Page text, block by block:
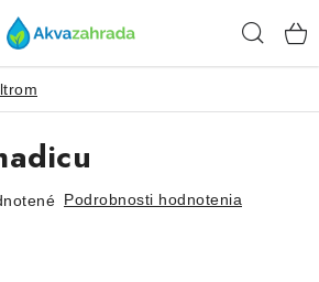
Podrobnosti hodnotenia